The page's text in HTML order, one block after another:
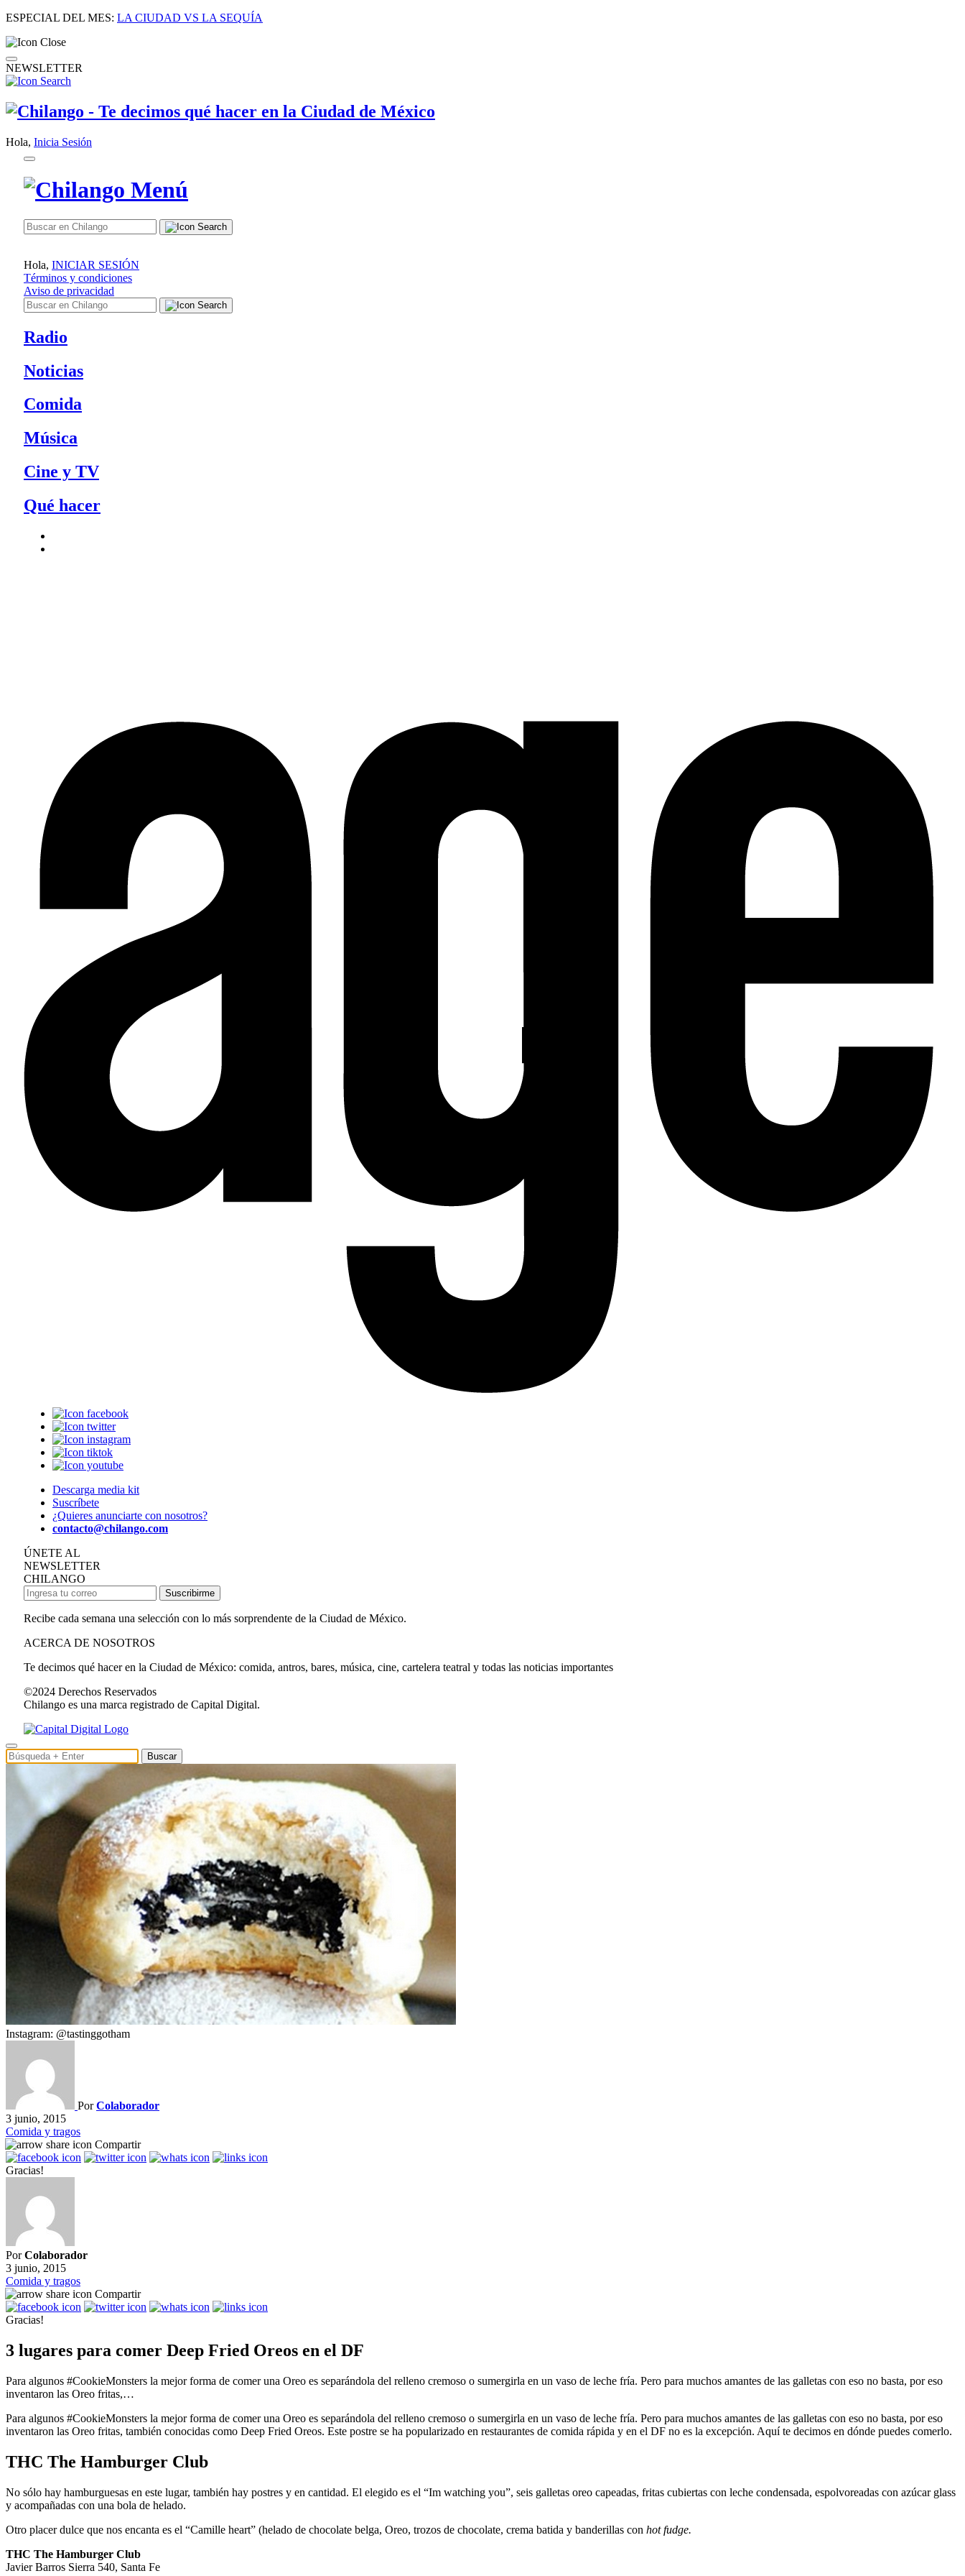
ESPECIAL DEL MES: LA CIUDAD VS LA SEQUÍA
NEWSLETTER
Hola, Inicia Sesión
Hola, INICIAR SESIÓN
Términos y condiciones
Aviso de privacidad
Radio
Noticias
Comida
Música
Cine y TV
Qué hacer
Descarga media kit
Suscríbete
¿Quieres anunciarte con nosotros?
contacto@chilango.com
ÚNETE AL
NEWSLETTER
CHILANGO
Suscribirme
Recibe cada semana una selección con lo más sorprendente de la Ciudad de México.
ACERCA DE NOSOTROS
Te decimos qué hacer en la Ciudad de México: comida, antros, bares, música, cine, cartelera teatral y todas las noticias importantes
©2024 Derechos Reservados
Chilango es una marca registrado de Capital Digital.
Buscar
Instagram: @tastinggotham
PorColaborador
3 junio, 2015
Comida y tragos
Compartir
Gracias!
PorColaborador
3 junio, 2015
Comida y tragos
Compartir
Gracias!
3 lugares para comer Deep Fried Oreos en el DF
Para algunos #CookieMonsters la mejor forma de comer una Oreo es separándola del relleno cremoso o sumergirla en un vaso de leche fría. Pero para muchos amantes de las galletas con eso no basta, por eso
inventaron las Oreo fritas,…
Para algunos #CookieMonsters la mejor forma de comer una Oreo es separándola del relleno cremoso o sumergirla en un vaso de leche fría. Pero para muchos amantes de las galletas con eso no basta, por eso
inventaron las Oreo fritas, también conocidas como Deep Fried Oreos. Este postre se ha popularizado en restaurantes de comida rápida y en el DF no es la excepción. Aquí te decimos en dónde puedes comerlo.
THC The Hamburger Club
No sólo hay hamburguesas en este lugar, también hay postres y en cantidad. El elegido es el “Im watching you”, seis galletas oreo capeadas, fritas cubiertas con leche condensada, espolvoreadas con azúcar glass
y acompañadas con una bola de helado.
Otro placer dulce que nos encanta es el “Camille heart” (helado de chocolate belga, Oreo, trozos de chocolate, crema batida y banderillas con hot fudge.
THC The Hamburger Club
Javier Barros Sierra 540, Santa Fe